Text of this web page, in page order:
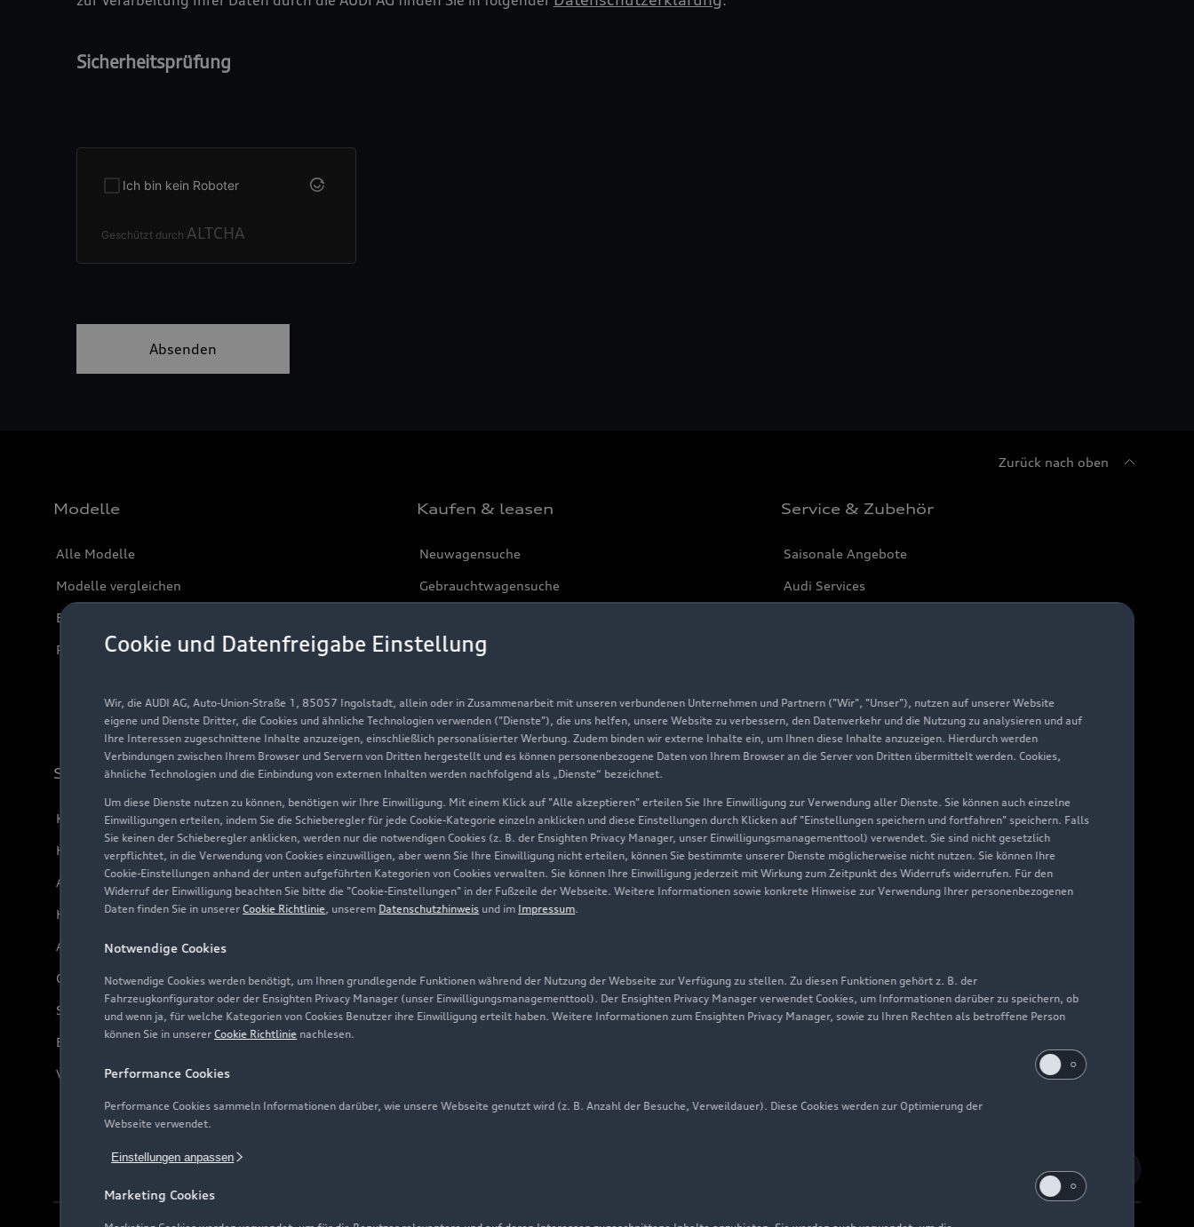
Cookie und Datenfreigabe Einstellung
Wir, die AUDI AG, Auto-Union-Straße 1, 85057 Ingolstadt, allein oder in Zusammenarbeit mit unseren verbundenen Unternehmen und Partnern ("Wir", "Unser"), nutzen auf unserer Website
eigene und Dienste Dritter, die Cookies und ähnliche Technologien verwenden ("Dienste"), die uns helfen, unsere Website zu verbessern, den Datenverkehr und die Nutzung zu analysieren und auf
Ihre Interessen zugeschnittene Inhalte anzuzeigen, einschließlich personalisierter Werbung. Zudem binden wir externe Inhalte ein, um Ihnen diese Inhalte anzuzeigen. Hierdurch werden
Verbindungen zwischen Ihrem Browser und Servern von Dritten hergestellt und es können personenbezogene Daten von Ihrem Browser an die Server von Dritten übermittelt werden. Cookies,
ähnliche Technologien und die Einbindung von externen Inhalten werden nachfolgend als „Dienste“ bezeichnet.
Um diese Dienste nutzen zu können, benötigen wir Ihre Einwilligung. Mit einem Klick auf "Alle akzeptieren" erteilen Sie Ihre Einwilligung zur Verwendung aller Dienste. Sie können auch einzelne
Einwilligungen erteilen, indem Sie die Schieberegler für jede Cookie-Kategorie einzeln anklicken und diese Einstellungen durch Klicken auf "Einstellungen speichern und fortfahren" speichern. Falls
Sie keinen der Schieberegler anklicken, werden nur die notwendigen Cookies (z. B. der Ensighten Privacy Manager, unser Einwilligungsmanagementtool) verwendet. Sie sind nicht gesetzlich
verpflichtet, in die Verwendung von Cookies einzuwilligen, aber wenn Sie Ihre Einwilligung nicht erteilen, können Sie bestimmte unserer Dienste möglicherweise nicht nutzen. Sie können Ihre
Cookie-Einstellungen anhand der unten aufgeführten Kategorien von Cookies verwalten. Sie können Ihre Einwilligung jederzeit mit Wirkung zum Zeitpunkt des Widerrufs widerrufen. Für den
Widerruf der Einwilligung beachten Sie bitte die "Cookie-Einstellungen" in der Fußzeile der Webseite. Weitere Informationen sowie konkrete Hinweise zur Verwendung Ihrer personenbezogenen
Daten finden Sie in unsererCookie Richtlinie, unserem Datenschutzhinweis und im Impressum.
Notwendige Cookies
Notwendige Cookies werden benötigt, um Ihnen grundlegende Funktionen während der Nutzung der Webseite zur Verfügung zu stellen. Zu diesen Funktionen gehört z. B. der
Fahrzeugkonfigurator oder der Ensighten Privacy Manager (unser Einwilligungsmanagementtool). Der Ensighten Privacy Manager verwendet Cookies, um Informationen darüber zu speichern, ob
und wenn ja, für welche Kategorien von Cookies Benutzer ihre Einwilligung erteilt haben. Weitere Informationen zum Ensighten Privacy Manager, sowie zu Ihren Rechten als betroffene Person
können Sie in unsererCookie Richtlinie nachlesen.
Performance Cookies
Performance Cookies sammeln Informationen darüber, wie unsere Webseite genutzt wird (z. B. Anzahl der Besuche, Verweildauer). Diese Cookies werden zur Optimierung der
Webseite verwendet.
Einstellungen anpassen
Marketing Cookies
Zurück nach oben
Modelle
Alle Modelle
Modelle vergleichen
Elektromodelle
Plug-in-Hybride
Kaufen & leasen
Neuwagensuche
Gebrauchtwagensuche
Finanzierung
Geschäftskunden
Service & Zubehör
Saisonale Angebote
Audi Services
Support
Kundenservice
Händlersuche
Audi Code
Häufige Fragen (FAQ)
Audi Online Beratung
Online-Terminvereinbarung
Servicekontakt
Bordbuch & Bedienungsanleitungen
Verträge kündigen
Über Audi
Unternehmen
Karriere
Investor Relations
Presse & Media Center
Audi erleben
Newsletter